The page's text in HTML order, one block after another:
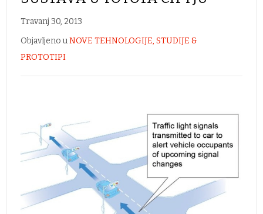
Travanj 30, 2013
Objavljeno uNOVE TEHNOLOGIJE, STUDIJE &
PROTOTIPI